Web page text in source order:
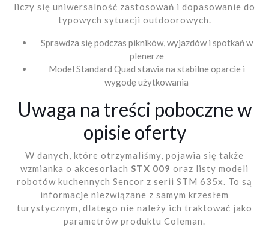
liczy się uniwersalność zastosowań i dopasowanie do
typowych sytuacji outdoorowych.
Sprawdza się podczas pikników, wyjazdów i spotkań w
plenerze
Model Standard Quad stawia na stabilne oparcie i
wygodę użytkowania
Uwaga na treści poboczne w
opisie oferty
W danych, które otrzymaliśmy, pojawia się także
wzmianka o akcesoriach STX 009 oraz listy modeli
robotów kuchennych Sencor z serii STM 635x. To są
informacje niezwiązane z samym krzesłem
turystycznym, dlatego nie należy ich traktować jako
parametrów produktu Coleman.